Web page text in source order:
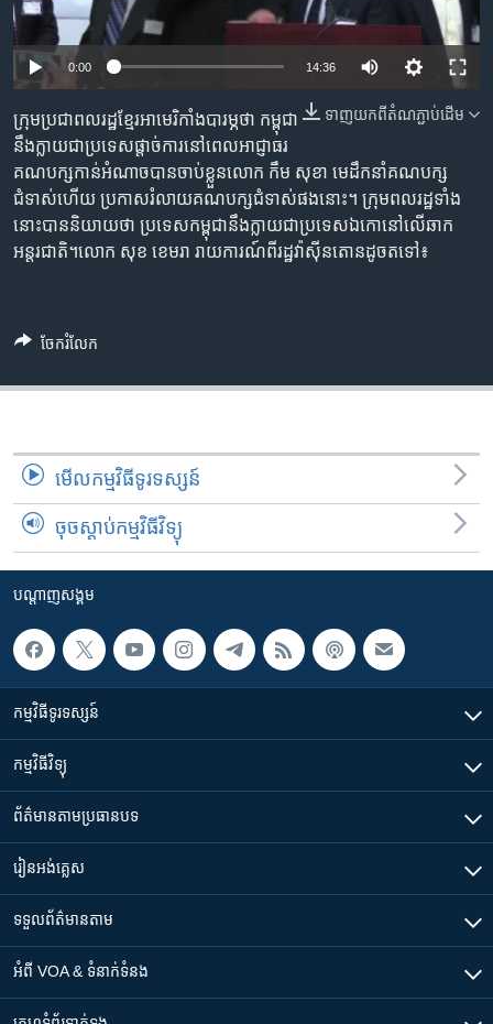
ទំព័រ​
សម្ព័ន្ធ​
រំលង​
និង​
ចូល​
ទៅ​
កាន់​
ទំព័រ​
ស្វែង​
កម្មវិធីទាំងអស់
Khmer English
បណ្តាញ​សង្គម
ភាសា
0:00 14:36
ទាញ​យក​ពី​តំណភ្ជាប់​ដើម
ក្រុម​ប្រជាពលរដ្ឋ​ខ្មែរ​អាមេរិកាំង​បារម្ភ​ថា​ កម្ពុជា​
នឹង​ក្លាយ​ជា​ប្រទេស​ផ្តាច់ការ​នៅពេល​អាជ្ញាធរ​
គណបក្សកាន់​អំណាច​បានចាប់ខ្លួន​លោក ​កឹម សុខា​ មេដឹកនាំគណបក្ស​
ជំទាស់​ហើយ​ ប្រកាស​រំលាយ​គណបក្ស​ជំទាស់​ផងនោះ។​ ក្រុម​ពលរដ្ឋ​ទាំង​
នោះ​បាន​និយាយ​ថា ប្រទេស​កម្ពុជា​នឹង​ក្លាយ​ជា​ប្រទេស​ឯកោ​នៅ​លើ​ឆាក​
អន្តរជាតិ។​ លោក សុខ ខេមរា រាយការណ៍​ពីរដ្ឋ​វ៉ាស៊ីនតោន​ដូចតទៅ៖
ចែករំលែក
មើល​កម្មវិធី​ទូរទស្សន៍
ចុចស្តាប់កម្មវិធីវិទ្យុ
បណ្តាញ​សង្គម
កម្មវិធី​ទូរទស្សន៍
កម្មវិធី​វិទ្យុ
ព័ត៌មាន​តាមប្រធានបទ​
រៀន​​អង់គ្លេស
ទទួល​ព័ត៌មាន​តាម
អំពី​ VOA & ទំនាក់ទំនង